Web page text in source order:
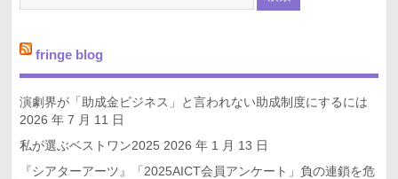
fringe blog
演劇界が「助成金ビジネス」と言われない助成制度にするには
2026 年 7 月 11 日
私が選ぶベストワン2025 2026 年 1 月 13 日
『シアターアーツ』「2025AICT会員アンケート」負の連鎖を危